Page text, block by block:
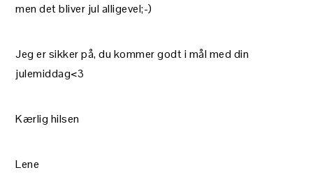
men det bliver jul alligevel;-)
Jeg er sikker på, du kommer godt i mål med din
julemiddag<3
Kærlig hilsen
Lene